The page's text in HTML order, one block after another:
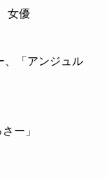
女優
、「アンジュル
ー」